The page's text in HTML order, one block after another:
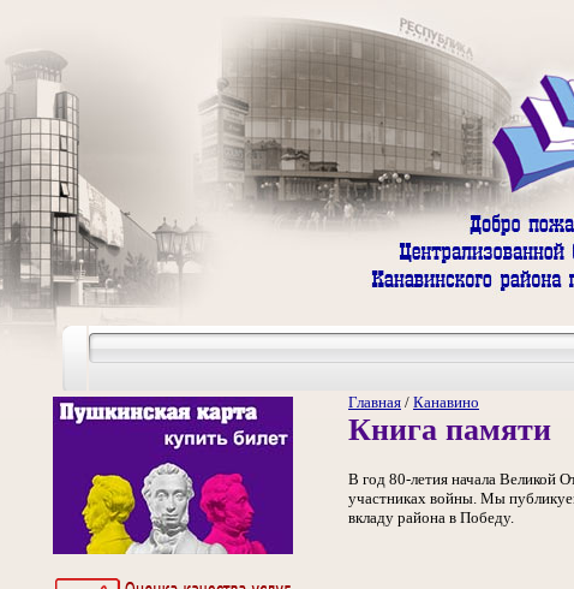
Главная / Канавино
Книга памяти
В год 80-летия начала Великой
участниках войны. Мы
вкладу района в Победу.